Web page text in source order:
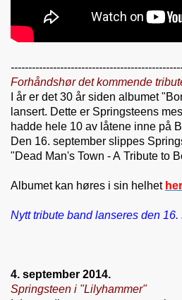
Forhåndshør det kommende
I år er det 30 år siden albumet
lansert. Dette er Springsteens
hadde hele 10 av låtene inne på
Den 16. september slippes
"Dead Man's Town - A Tribute to
Albumet kan høres i sin helhet her
Nytt tribute band lanseres den 16.
4. september 2014.
Springsteen i "Lilyhammer"